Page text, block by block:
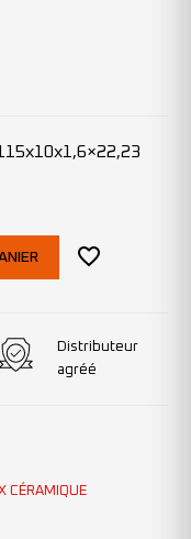
Distributeur
agréé
CÉRAMIQUE